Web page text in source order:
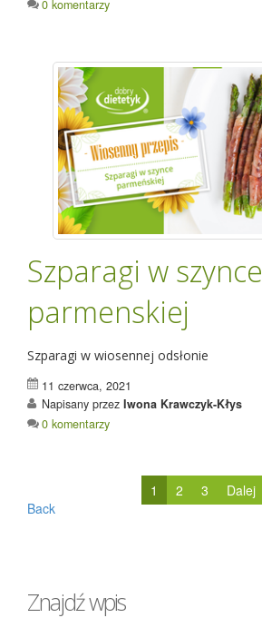
0 komentarzy
Szparagi w szynce
parmenskiej
Szparagi w wiosennej odsłonie
11 czerwca, 2021
Napisany przez Iwona Krawczyk-Kłys
0 komentarzy
1 2 3
Dalej
Back
Znajdź wpis